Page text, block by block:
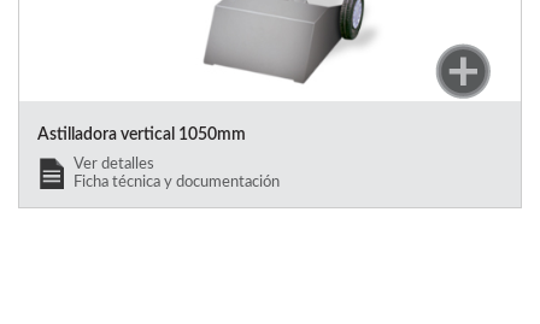
Astilladora vertical 1050mm
Ver detalles
Ficha técnica y documentación